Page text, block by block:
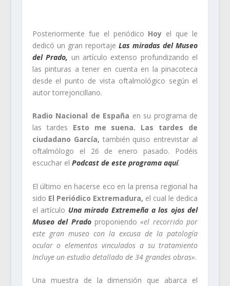
Posteriormente fue el periódico Hoy el que le
dedicó un gran reportaje Las miradas del Museo
del Prado, un artículo extenso profundizando el
las pinturas a tener en cuenta en la pinacoteca
desde el punto de vista oftalmológico según el
autor torrejoncillano.
Radio Nacional de España en su programa de
las tardes Esto me suena. Las tardes de
ciudadano García, también quiso entrevistar al
oftalmólogo el 26 de enero pasado. Podéis
escuchar el Podcast de este programa aquí.
El último en hacerse eco en la prensa regional ha
sido El Periódico Extremadura, el cual le dedica
el artículo Una mirada Extremeña a los ojos del
Museo del Prado proponiendo«el recorrido por
este gran museo con la excusa de la patología
ocular o elementos vinculados a su tratamiento
Incluye un estudio detallado de 34 grandes obras».
Una muestra de la dimensión que abarca el